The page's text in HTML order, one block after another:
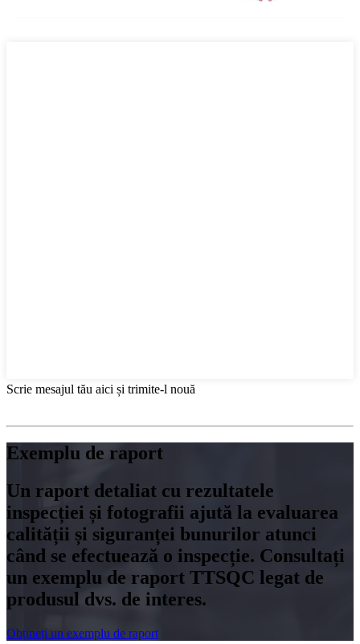
Scrie mesajul tău aici și trimite-l nouă
Exemplu de raport
Un raport detaliat cu rezultatele
inspecției și fotografii ajută la evaluarea
calității și siguranței bunurilor atunci
când se efectuează o inspecție. Consultați
un exemplu de raport TTSQC legat de
produsul dvs. de interes.
Obțineți un exemplu de raport